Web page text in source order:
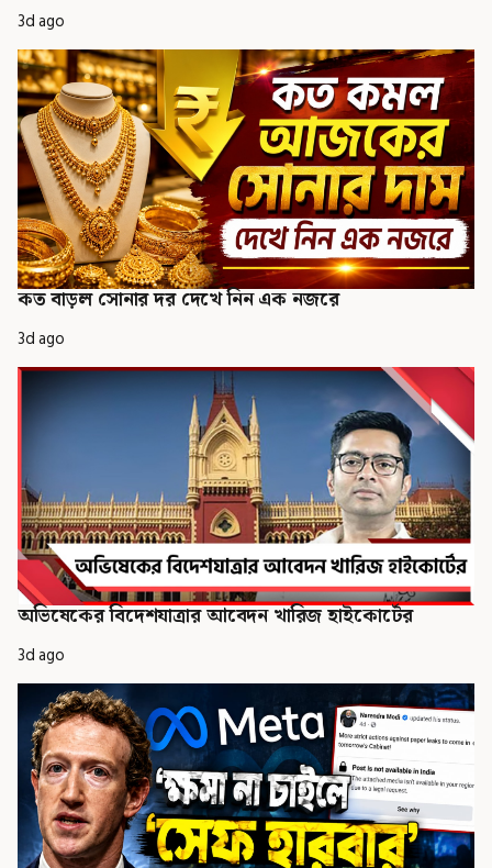
3d ago
কত বাড়ল সোনার দর দেখে নিন এক নজরে
3d ago
অভিষেকের বিদেশযাত্রার আবেদন খারিজ হাইকোর্টের
3d ago